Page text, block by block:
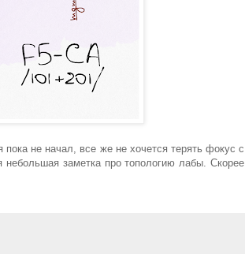
не начал, все же не хочется терять фокус с
небольшая заметка про топологию лабы. Скорее